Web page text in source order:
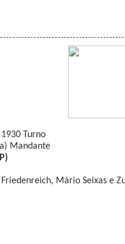
Turno
Mandante
Mário Seixas e